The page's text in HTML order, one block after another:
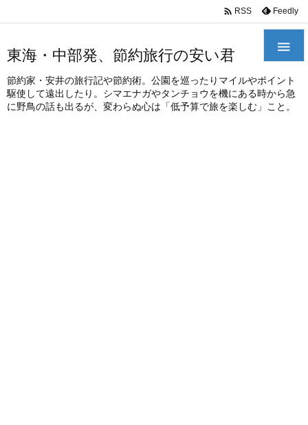
東海・中部発、節約旅行の安い君
節約家・安井の旅行記や節約術。公園を巡ったりマイルやポイント
駆使して遠出したり。シマエナガやタンチョウを機にある時から急
に野鳥の話も出るが、変わらぬ心は「低予算で旅を楽しむ」こと。

 RSS Feedly